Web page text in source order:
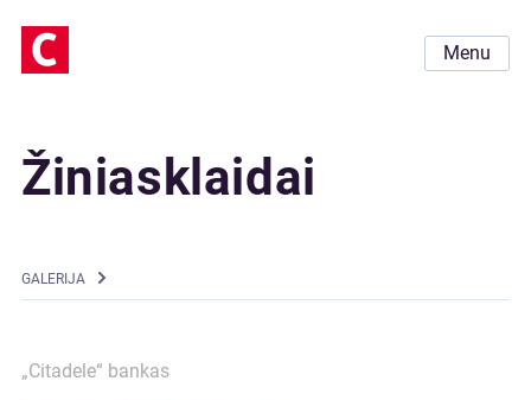
Menu
Žiniasklaidai
GALERIJA
„Citadele“ bankas